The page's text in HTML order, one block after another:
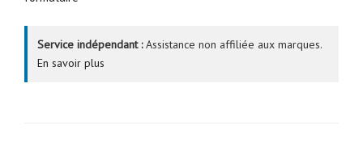
Service indépendant :Assistance non affiliée aux marques.
En savoir plus